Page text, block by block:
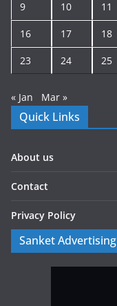
9 10 11
16 17 18
23 24 25
« Jan Mar »
Quick Links
About us
Contact
Privacy Policy
Sanket Advertising